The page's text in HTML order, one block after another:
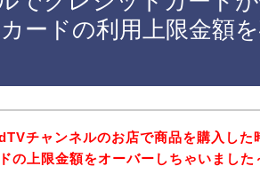
ードの利用上限金額
チャンネルのお店で商品を購入した
の上限金額をオーバーしちゃいました